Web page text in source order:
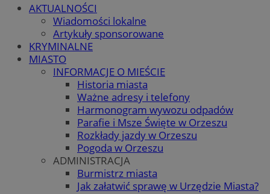
AKTUALNOŚCI
Wiadomości lokalne
Artykuły sponsorowane
KRYMINALNE
MIASTO
INFORMACJE O MIEŚCIE
Historia miasta
Ważne adresy i telefony
Harmonogram wywozu odpadów
Parafie i Msze Święte w Orzeszu
Rozkłady jazdy w Orzeszu
Pogoda w Orzeszu
ADMINISTRACJA
Burmistrz miasta
Jak załatwić sprawę w Urzędzie Miasta?